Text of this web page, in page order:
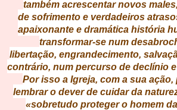
também acrescentar novos
de sofrimento e verdadeiros
apaixonante e dramática história
transformar-se num
libertação, engrandecimento,
contrário, num percurso de declínio e
Por isso a Igreja, com a sua ação,
lembrar o dever de cuidar da
«sobretudo proteger o homem